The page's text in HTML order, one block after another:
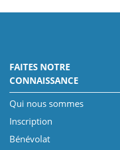
FAITES NOTRE
CONNAISSANCE
Qui nous sommes
Inscription
Bénévolat